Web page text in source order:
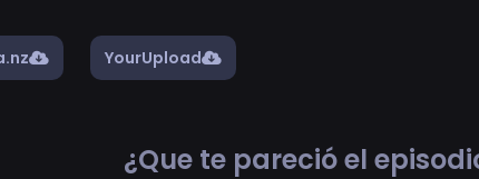
YourUpload
¿Que te pareció el